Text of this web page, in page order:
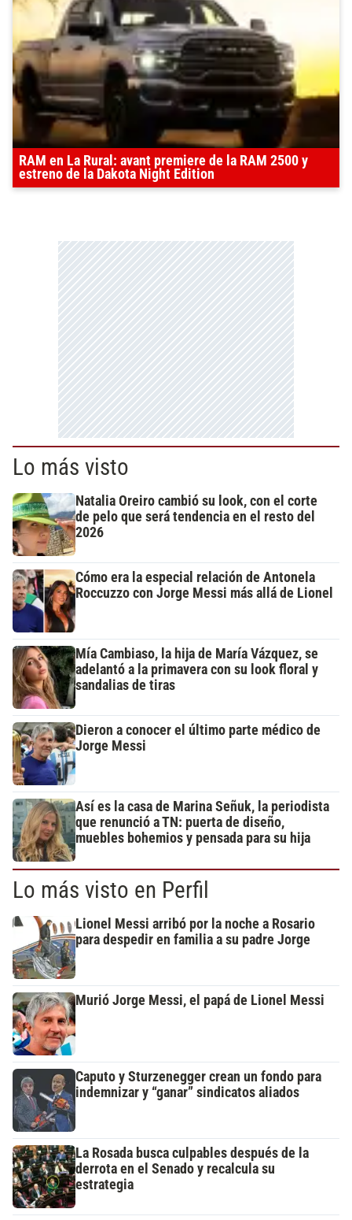
RAM en La Rural: avant premiere de la RAM 2500 y
estreno de la Dakota Night Edition
Lo más visto
Natalia Oreiro cambió su look, con el corte
de pelo que será tendencia en el resto del
2026
Cómo era la especial relación de Antonela
Roccuzzo con Jorge Messi más allá de Lionel
Mía Cambiaso, la hija de María Vázquez, se
adelantó a la primavera con su look floral y
sandalias de tiras
Dieron a conocer el último parte médico de
Jorge Messi
Así es la casa de Marina Señuk, la periodista
que renunció a TN: puerta de diseño,
muebles bohemios y pensada para su hija
Lo más visto en Perfil
Lionel Messi arribó por la noche a Rosario
para despedir en familia a su padre Jorge
Murió Jorge Messi, el papá de Lionel Messi
Caputo y Sturzenegger crean un fondo para
indemnizar y “ganar” sindicatos aliados
La Rosada busca culpables después de la
derrota en el Senado y recalcula su
estrategia